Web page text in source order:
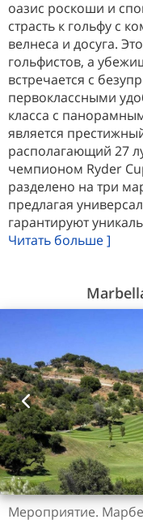
оазис роскоши и
страсть к гольфу с
велнеса и досуга.
гольфистов, а
встречается с
первоклассными
класса с
является
располагающий 27
чемпионом Ryder
разделено на три
предлагая
гарантируют
Читать больше ]
Мероприятие.